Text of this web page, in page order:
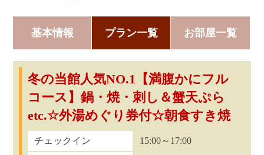
基本情報 プラン一覧 お部屋一覧
冬の当館人気NO.1【満腹かにフル
コース】鍋・焼・刺し＆蟹天ぷら
etc.☆外湯めぐり券付☆朝食すき焼
チェックイン 15:00～17:00